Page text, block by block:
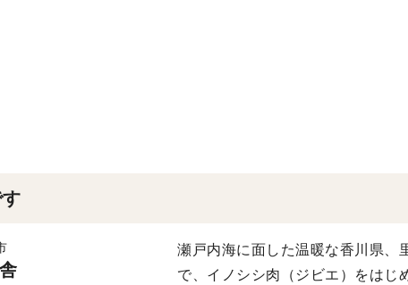
瀬戸内海に面した温暖な香川県、
で、イノシシ肉（ジビエ）をはじ